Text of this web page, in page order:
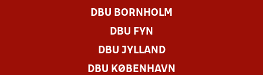
DBU BORNHOLM
DBU FYN
DBU JYLLAND
DBU KØBENHAVN